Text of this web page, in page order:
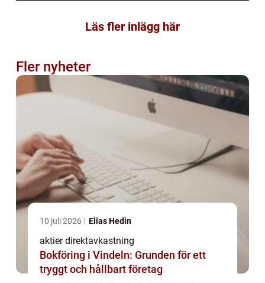
Läs fler inlägg här
Fler nyheter
10 juli 2026 Elias Hedin
aktier direktavkastning
Bokföring i Vindeln: Grunden för ett
tryggt och hållbart företag